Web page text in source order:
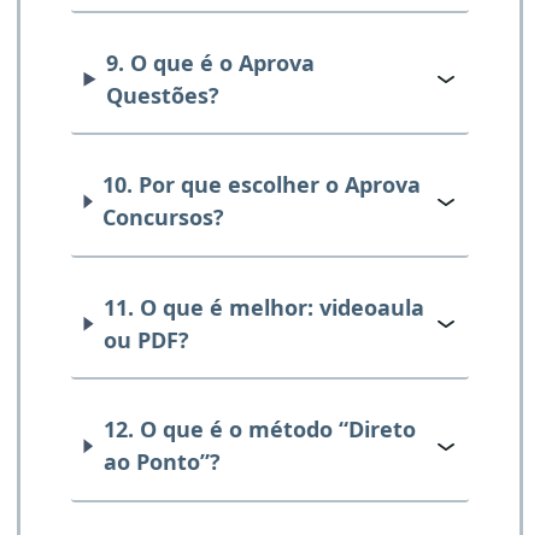
9. O que é o Aprova
Questões?
10. Por que escolher o Aprova
Concursos?
11. O que é melhor: videoaula
ou PDF?
12. O que é o método “Direto
ao Ponto”?